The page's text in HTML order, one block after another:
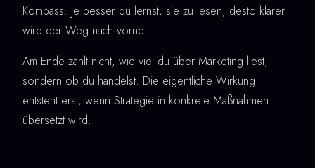
Kompass. Je besser du lernst, sie zu lesen, desto klarer
wird der Weg nach vorne.
Am Ende zählt nicht, wie viel du über Marketing liest,
sondern ob du handelst. Die eigentliche Wirkung
entsteht erst, wenn Strategie in konkrete Maßnahmen
übersetzt wird.